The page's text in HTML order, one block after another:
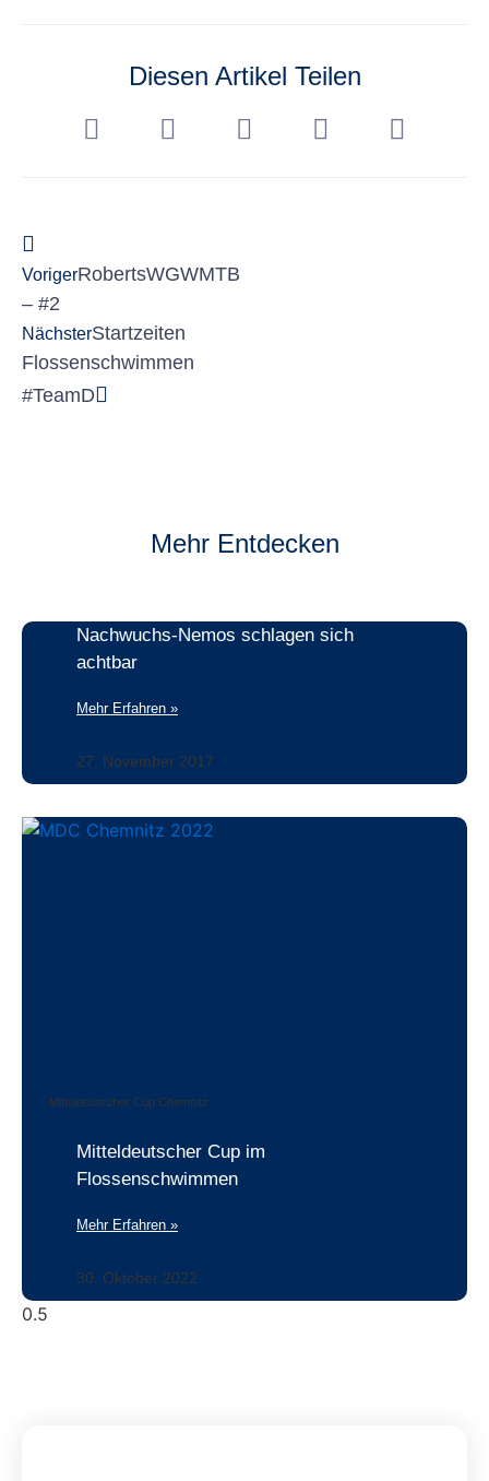
Diesen Artikel Teilen
VorigerRobertsWGWMTB
– #2
NächsterStartzeiten
Flossenschwimmen
#TeamD
Mehr Entdecken
Nachwuchs-Nemos schlagen sich
achtbar
Mehr Erfahren »
27. November 2017
Mitteldeutscher Cup Chemnitz
Mitteldeutscher Cup im
Flossenschwimmen
Mehr Erfahren »
30. Oktober 2022